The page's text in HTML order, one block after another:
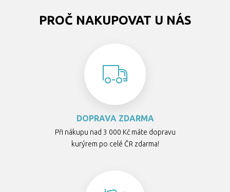
PROČ NAKUPOVAT U NÁS
DOPRAVA ZDARMA
Při nákupu nad 3 000 Kč máte dopravu
kurýrem po celé ČR zdarma!